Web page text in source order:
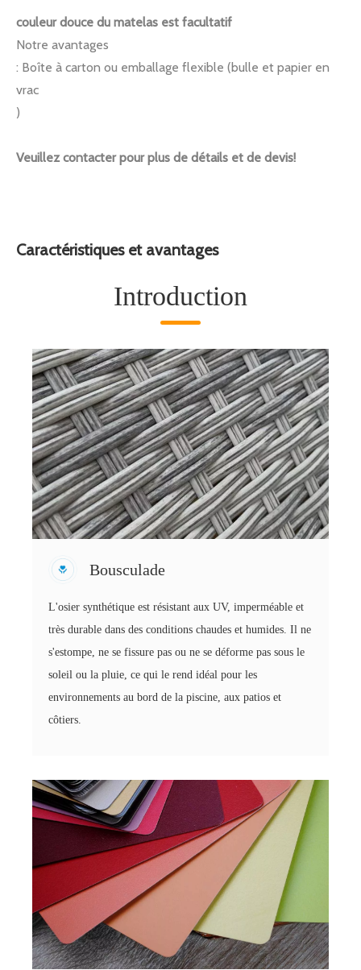
couleur douce du matelas est facultatif
Notre avantages
: Boîte à carton ou emballage flexible (bulle et papier en
vrac
)
Veuillez contacter pour plus de détails et de devis!
Caractéristiques et avantages
Introduction
Bousculade
L'osier synthétique est résistant aux UV, imperméable et
très durable dans des conditions chaudes et humides. Il ne
s'estompe, ne se fissure pas ou ne se déforme pas sous le
soleil ou la pluie, ce qui le rend idéal pour les
environnements au bord de la piscine, aux patios et
côtiers.